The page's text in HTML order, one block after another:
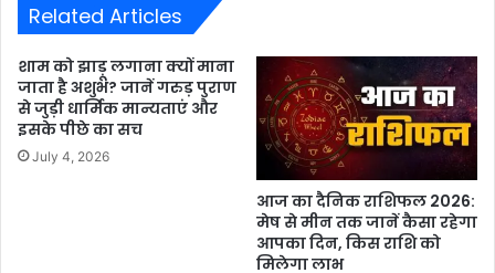
Related Articles
शाम को झाड़ू लगाना क्यों माना
जाता है अशुभ? जानें गरुड़ पुराण
से जुड़ी धार्मिक मान्यताएं और
इसके पीछे का सच
July 4, 2026
आज का दैनिक राशिफल 2026:
मेष से मीन तक जानें कैसा रहेगा
आपका दिन, किस राशि को
मिलेगा लाभ